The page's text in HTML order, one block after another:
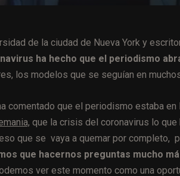
de la ciudad de Nueva York y
ha hecho que el periodismo
los modelos que se seguían en
comentado que el periodismo estaba en
que la crisis del coronavirus lo que
que se vaya a quemar por completo,
que hacernos preguntas mucho
ver este momento como una